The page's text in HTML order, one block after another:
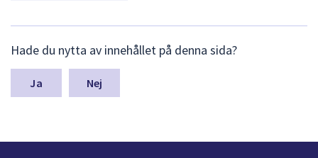
ä
m
a
n
Hade du nytta av innehållet på denna sida?
Nej